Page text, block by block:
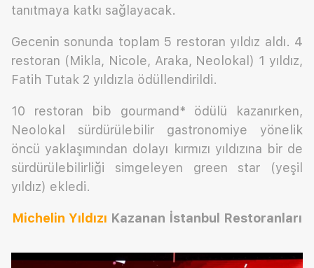
tanıtmaya katkı sağlayacak.
Gecenin sonunda toplam 5 restoran yıldız aldı. 4
restoran (Mikla, Nicole, Araka, Neolokal) 1 yıldız,
Fatih Tutak 2 yıldızla ödüllendirildi.
10 restoran bib gourmand* ödülü kazanırken,
Neolokal sürdürülebilir gastronomiye yönelik
öncü yaklaşımından dolayı kırmızı yıldızına bir de
sürdürülebilirliği simgeleyen green star (yeşil
yıldız) ekledi.
Michelin Yıldızı Kazanan İstanbul Restoranları